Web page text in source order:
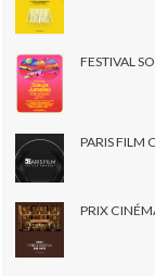
FESTIVAL
PARIS FILM
PRIX